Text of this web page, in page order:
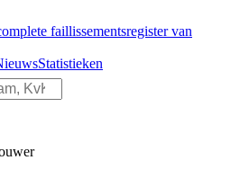
faillissementsregister van
Statistieken